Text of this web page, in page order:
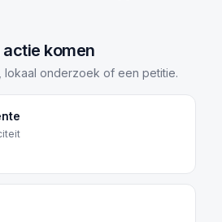
komen
lokaal onderzoek of een petitie.